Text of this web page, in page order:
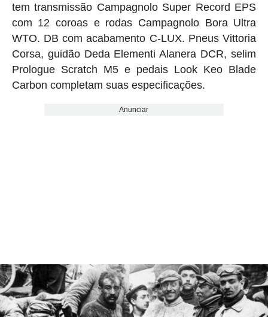
tem transmissão Campagnolo Super Record EPS
com 12 coroas e rodas Campagnolo Bora Ultra
WTO. DB com acabamento C-LUX. Pneus Vittoria
Corsa, guidão Deda Elementi Alanera DCR, selim
Prologue Scratch M5 e pedais Look Keo Blade
Carbon completam suas especificações.
Anunciar